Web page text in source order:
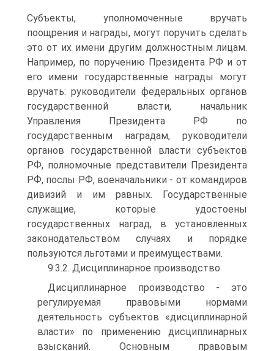
Субъекты, уполномоченные вручать
поощрения и награды, могут поручить сделать
это от их имени другим должностным лицам.
Например, по поручению Президента РФ и от
его имени государственные награды могут
вручать: руководители федеральных органов
государственной власти, начальник
Управления Президента РФ по
государственным наградам, руководители
органов государственной власти субъектов
РФ, полномочные представители Президента
РФ, послы РФ, военачальники - от командиров
дивизий и им равных. Государственные
служащие, которые удостоены
государственных наград, в установленных
законодательством случаях и порядке
пользуются льготами и преимуществами.
9.3.2. Дисциплинарное производство
Дисциплинарное производство - это
регулируемая правовыми нормами
деятельность субъектов «дисциплинарной
власти» по применению дисциплинарных
взысканий. Основным правовым